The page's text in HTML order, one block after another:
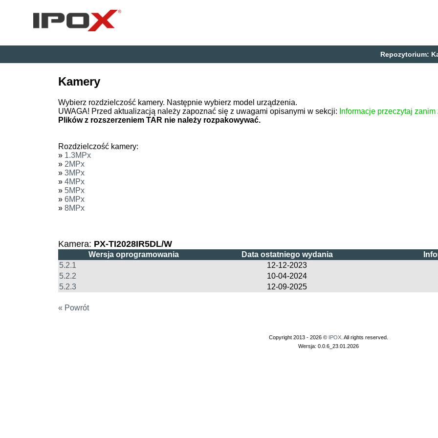
Repozytorium:
Kamery
Wybierz rozdzielczość kamery. Następnie wybierz model urządzenia.
UWAGA! Przed aktualizacją należy zapoznać się z uwagami opisanymi w sekcji: Informacje przeczytaj
Plików z rozszerzeniem TAR nie należy rozpakowywać.
Rozdzielczość kamery:
» 1.3MPx
» 2MPx
» 3MPx
» 4MPx
» 5MPx
» 6MPx
» 8MPx
Kamera: PX-TI2028IR5DL/W
Wersja oprogramowania Data ostatniego wydania
5.2.1
12-12-2023
5.2.2
10-04-2024
5.2.3
12-09-2025
« Powrót
Copyright 2013 - 2026 © IPOX . All rights reserved.
Wersja: 0.0.6_23.01.2026